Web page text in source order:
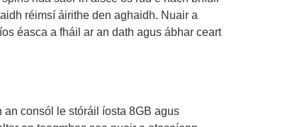
réimsí áirithe den aghaidh. Nuair a
éasca a fháil ar an dath agus ábhar ceart
consól le stóráil íosta 8GB agus